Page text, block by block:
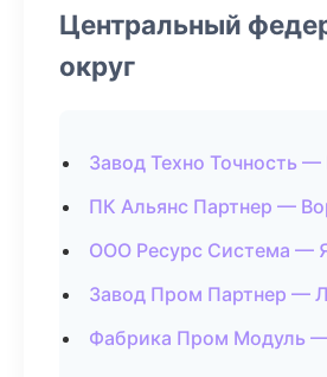
Центральный
округ
Завод Техно Точность
ПК Альянс Партнер —
ООО Ресурс Система —
Завод Пром Партнер —
Фабрика Пром Модуль